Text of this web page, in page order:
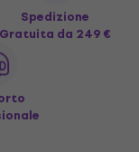
Spedizione
Gratuita da 249 €